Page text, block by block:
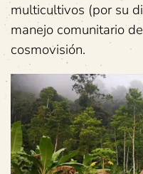
multicultivos (por su
manejo comunitario
cosmovisión.